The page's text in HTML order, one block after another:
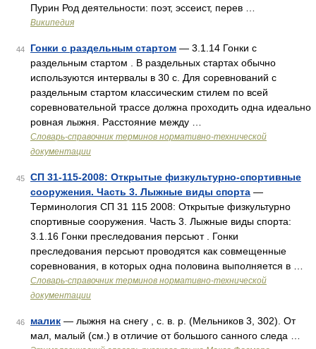
Пурин Род деятельности: поэт, эссеист, перев …
Википедия
44 Гонки с раздельным стартом — 3.1.14 Гонки с
раздельным стартом . В раздельных стартах обычно
используются интервалы в 30 с. Для соревнований с
раздельным стартом классическим стилем по всей
соревновательной трассе должна проходить одна идеально
ровная лыжня. Расстояние между …
Словарь-справочник терминов нормативно-технической
документации
45
СП 31-115-2008: Открытые физкультурно-спортивные
сооружения. Часть 3. Лыжные виды спорта —
Терминология СП 31 115 2008: Открытые физкультурно
спортивные сооружения. Часть 3. Лыжные виды спорта:
3.1.16 Гонки преследования персьют . Гонки
преследования персьют проводятся как совмещенные
соревнования, в которых одна половина выполняется в …
Словарь-справочник терминов нормативно-технической
документации
46 малик — лыжня на снегу , с. в. р. (Мельников 3, 302). От
мал, малый (см.) в отличие от большого санного следа …